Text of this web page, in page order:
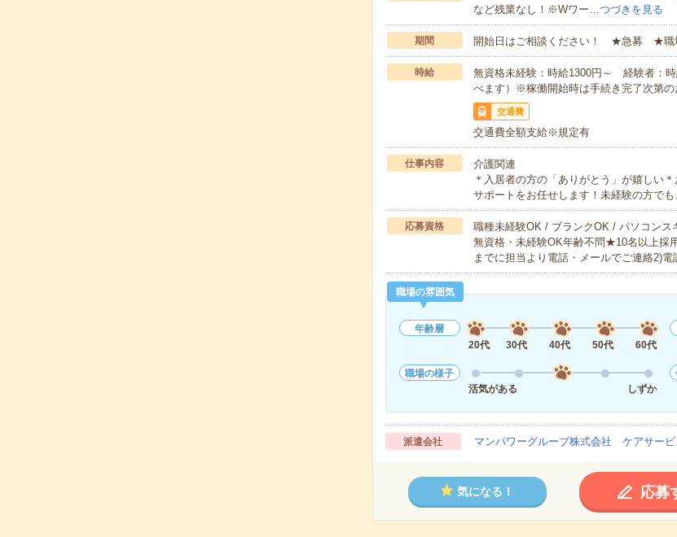
など残業なし！※Wワー…つづきを見る
期間 開始日はご相談ください！ ★急募 ★職
時給
無資格未経験：時給1300円～ 経験者：
べます）※稼働開始時は手続き完了次第の
交通費
交通費全額支給※規定有
仕事内容
介護関連
＊入居者の方の「ありがとう」が嬉しい
サポートをお任せします！未経験の方で
応募資格
職種未経験OK / ブランクOK / パソコンス
無資格・未経験OK年齢不問★10名以上採
までに担当より電話・メールでご連絡2)
職場の雰囲気
年齢層
20代
30代 40代 50代 60代
職場の様子
活気がある
しずか
派遣会社 マンパワーグループ株式会社 ケアサー
気になる！ 応募